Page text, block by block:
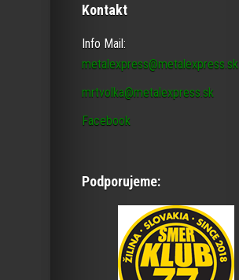
Kontakt
Info Mail:
metalexpress@metalexpress.sk
mrtvolka@metalexpress.sk
Facebook
Podporujeme: